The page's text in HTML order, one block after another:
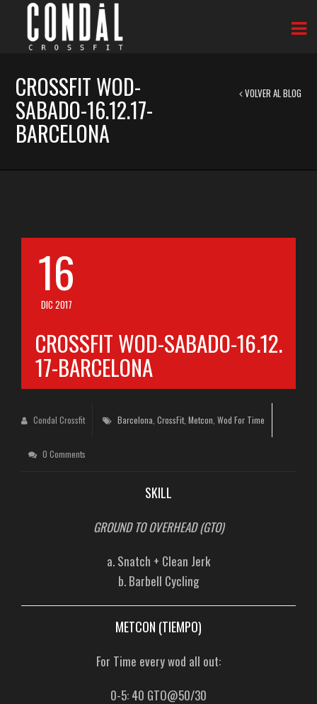
CROSSFIT WOD-
SABADO-16.12.17-
BARCELONA
VOLVER AL BLOG
16
DIC 2017
CROSSFIT WOD-SABADO-16.12.
17-BARCELONA
Condal Crossfit Barcelona CrossFit Metcon Wod For Time
0 Comments
SKILL
GROUND TO OVERHEAD (GTO)
a. Snatch + Clean Jerk
b. Barbell Cycling
METCON (TIEMPO)
For Time every wod all out:
0-5: 40 GTO@50/30